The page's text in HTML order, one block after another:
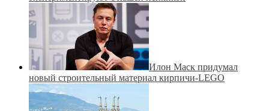
Илон Маск придумал
новый строительный материал кирпичи-LEGO